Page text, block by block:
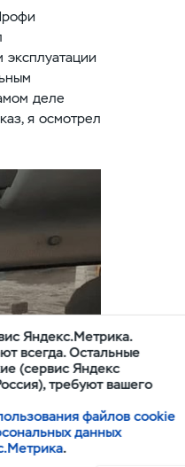
деле
я осмотрел
Яндекс.Метрика.
всегда. Остальные
(сервис Яндекс
требуют вашего
файлов cookie
данных
.